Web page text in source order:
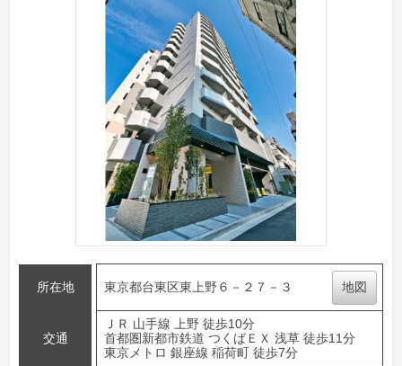
所在地 東京都台東区東上野６－２７－３ 地図
交通
ＪＲ 山手線 上野 徒歩10分
首都圏新都市鉄道 つくばＥＸ 浅草 徒歩11分
東京メトロ 銀座線 稲荷町 徒歩7分